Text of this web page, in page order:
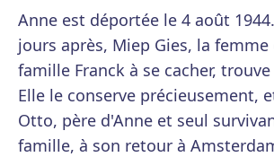
Anne est déportée le 4 août
jours après, Miep Gies, la
famille Franck à se cacher,
Elle le conserve précieusement,
Otto, père d'Anne et seul
famille, à son retour à